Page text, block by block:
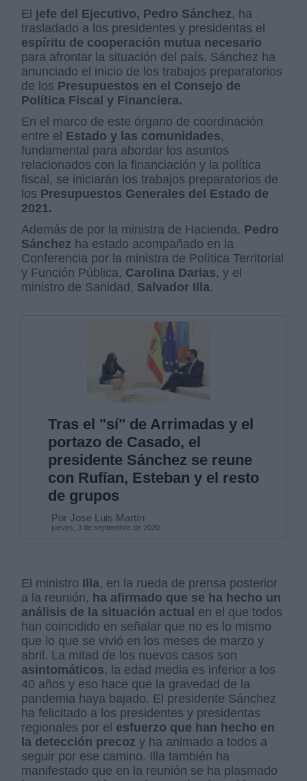
El jefe del Ejecutivo, Pedro Sánchez, ha
trasladado a los presidentes y presidentas el
espíritu de cooperación mutua necesario
para afrontar la situación del país. Sánchez ha
anunciado el inicio de los trabajos preparatorios
de los Presupuestos en el Consejo de
Política Fiscal y Financiera.
En el marco de este órgano de coordinación
entre el Estado y las comunidades,
fundamental para abordar los asuntos
relacionados con la financiación y la política
fiscal, se iniciarán los trabajos preparatorios de
los Presupuestos Generales del Estado de
2021.
Además de por la ministra de Hacienda, Pedro
Sánchez ha estado acompañado en la
Conferencia por la ministra de Política Territorial
y Función Pública, Carolina Darias, y el
ministro de Sanidad, Salvador Illa.
Tras el "sí" de Arrimadas y el
portazo de Casado, el
presidente Sánchez se reune
con Rufían, Esteban y el resto
de grupos
Por Jose Luis Martín
jueves, 3 de septiembre de 2020
El ministro Illa, en la rueda de prensa posterior
a la reunión, ha afirmado que se ha hecho un
análisis de la situación actual en el que todos
han coincidido en señalar que no es lo mismo
que lo que se vivió en los meses de marzo y
abril. La mitad de los nuevos casos son
asintomáticos, la edad media es inferior a los
40 años y eso hace que la gravedad de la
pandemia haya bajado. El presidente Sánchez
ha felicitado a los presidentes y presidentas
regionales por el esfuerzo que han hecho en
la detección precoz y ha animado a todos a
seguir por ese camino. Illa también ha
manifestado que en la reunión se ha plasmado